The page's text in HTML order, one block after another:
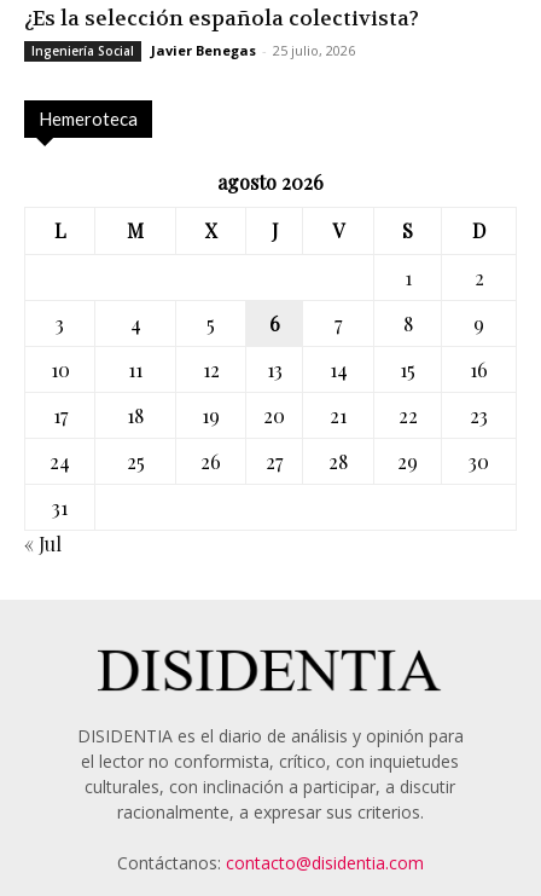
¿Es la selección española colectivista?
Ingeniería Social Javier Benegas - 25 julio, 2026
Hemeroteca
agosto 2026
L
M X J V S
D
1
2
3
4 5 6 7 8
9
10
11 12 13 14 15
16
17
18 19 20 21 22
23
24
25 26 27 28 29
30
31
« Jul
DISIDENTIA es el diario de análisis y opinión para
el lector no conformista, crítico, con inquietudes
culturales, con inclinación a participar, a discutir
racionalmente, a expresar sus criterios.
Contáctanos: contacto@disidentia.com